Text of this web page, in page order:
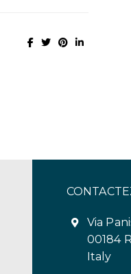
Via
00184
Italy